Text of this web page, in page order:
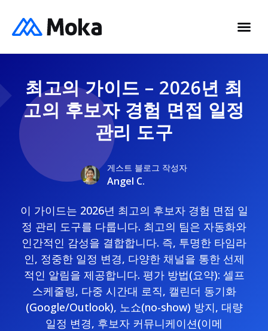
최고의 가이드 – 2026년 최
고의 후보자 경험 면접 일정
관리 도구
게스트 블로그 작성자
Angel C.
이 가이드는 2026년 최고의 후보자 경험 면접 일
정 관리 도구를 다룹니다. 최고의 팀은 자동화와
인간적인 감성을 결합합니다. 즉, 투명한 타임라
인, 정중한 일정 변경, 다양한 채널을 통한 선제
적인 알림을 제공합니다. 평가 방법(요약): 셀프
스케줄링, 다중 시간대 로직, 캘린더 동기화
(Google/Outlook), 노쇼(no-show) 방지, 대량
일정 변경, 후보자 커뮤니케이션(이메